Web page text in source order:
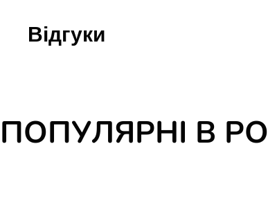
Відгуки
ПОПУЛЯРНІ В